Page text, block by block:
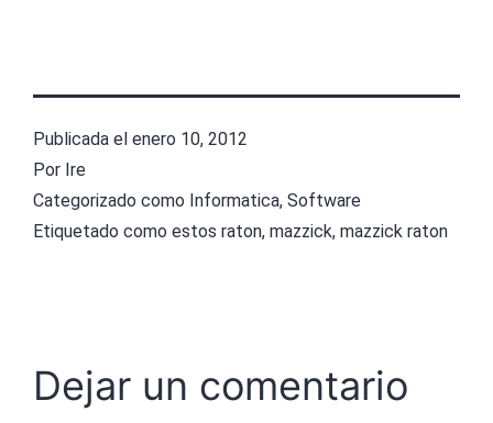
Publicada el enero 10, 2012
Por Ire
Categorizado como Informatica, Software
Etiquetado como estos raton, mazzick, mazzick raton
Dejar un comentario